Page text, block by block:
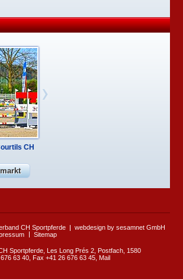
CH
CH Sportpferde
Sitemap
webdesign by sesamnet GmbH
Sportpferde, Les Long Prés 2, Postfach, 1580
63 40, Fax +41 26 676 63 45, Mail